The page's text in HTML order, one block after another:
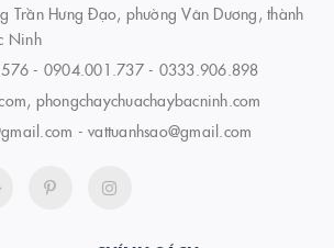
Trần Hưng Đạo, phường Vân Dương, thành
Ninh
- 0904.001.737- 0333.906.898
phongchaychuachaybacninh.com
- vattuanhsao@gmail.com